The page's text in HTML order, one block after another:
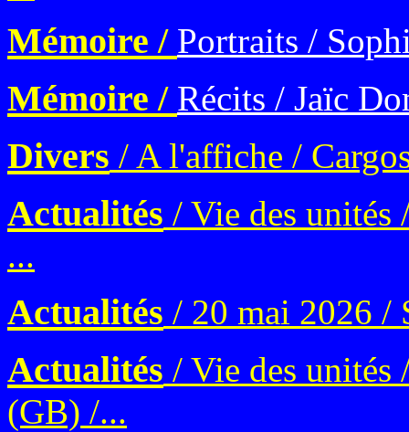
Mémoire / Portraits /
Mémoire / Récits / Jaïc
Divers / A l'affiche /
Actualités / Vie des unités
...
Actualités / 20 mai 2026 /
Actualités / Vie des unités
(GB) /...